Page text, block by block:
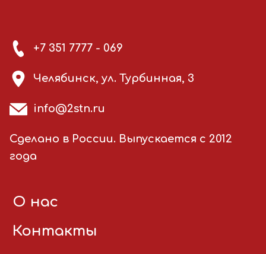
+7 351 7777 - 069
Челябинск, ул. Турбинная, 3
info@2stn.ru
Сделано в России. Выпускается с 2012
года
О нас
Контакты